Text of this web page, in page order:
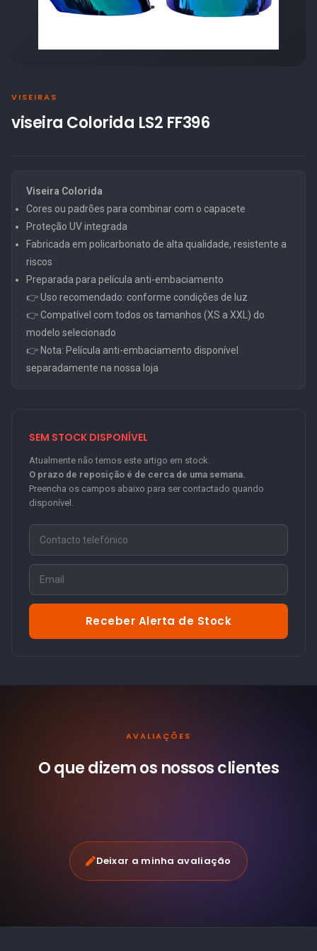
VISEIRAS
viseira Colorida LS2 FF396
Viseira Colorida
Cores ou padrões para combinar com o capacete
Proteção UV integrada
Fabricada em policarbonato de alta qualidade, resistente a
riscos
Preparada para película anti-embaciamento
👉 Uso recomendado: conforme condições de luz
👉 Compatível com todos os tamanhos (XS a XXL) do
modelo selecionado
👉 Nota: Película anti-embaciamento disponível
separadamente na nossa loja
SEM STOCK DISPONÍVEL
Atualmente não temos este artigo em stock.
O prazo de reposição é de cerca de uma semana.
Preencha os campos abaixo para ser contactado quando
disponível.
Receber Alerta de Stock
AVALIAÇÕES
O que dizem os nossosclientes
Deixar a minha avaliação